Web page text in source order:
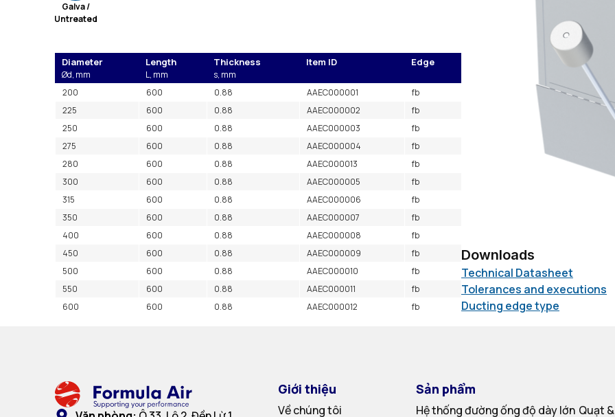
Galva /
Untreated
Diameter Length Thickness Item ID Edge
Ød, mm L, mm
s, mm
200
600 0.88 AAEC000001
fb
225
600 0.88 AAEC000002
fb
250
600 0.88 AAEC000003
fb
275
600 0.88 AAEC000004
fb
280
600 0.88 AAEC000013
fb
300
600 0.88 AAEC000005
fb
315
600 0.88 AAEC000006
fb
350
600 0.88 AAEC000007
fb
400
600 0.88 AAEC000008
fb
450
600 0.88 AAEC000009
fb
500
600 0.88 AAEC000010
fb
550
600 0.88 AAEC000011
fb
600
600 0.88 AAEC000012 fb
Downloads
Technical Datasheet
Tolerances and executions
Ducting edge type
Giới thiệu
Về chúng tôi
Sản phẩm
Hệ thống đường ống độ dày lớn Quạt